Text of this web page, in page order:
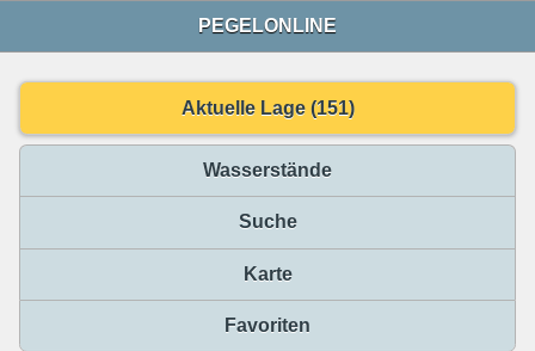
PEGELONLINE
Aktuelle Lage (151)
Wasserstände
Suche
Karte
Favoriten